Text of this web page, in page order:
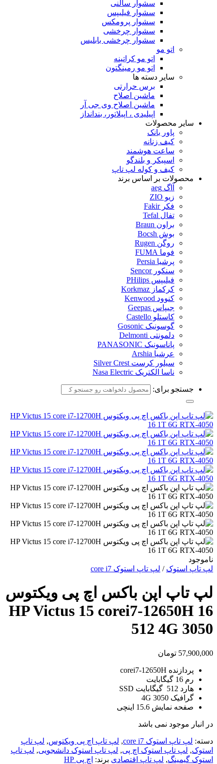
سشوار سالنی
سشوار فیلیپس
سشوار پرومکس
سشوار چرخشی
سشوار چرخشی بابلیس
اتو مو
اتو مو کراتینه
اتو مو رمینگتون
سایر دسته ها
برس حرارتی
ماشین اصلاح
ماشین اصلاح وی جی آر
اپیلیدی ، اپیلاتور، بندانداز
سایر محصولات
پاور بانک
کیف زنانه
ساعت هوشمند
اسپیکر و بلندگو
کیف و کوله لپ تاپ
محصولات بر اساس برند
آاگ aeg
زیو ZIO
فکر Fakir
تفال Tefal
براون Braun
بوش Bocsh
روگن Rugen
فوما FUMA
پرشیا Persia
سنکور Sencor
فیلیپس PHilips
کرکماز Korkmaz
کنوود Kenwood
جیپاس Geepas
کاستلو Castello
گوسونیک Gosonic
دلمونتی Delmonti
پاناسونیک PANASONIC
عرشیا Arshia
سیلور کرست Silver Crest
ناسا الکتریک Nasa Electric
جستجو برای:
ناموجود
لپ تاپ استوک / لپ تاپ استوک core i7
لپ تاپ اپن باکس اچ پی ویکتوس
HP Victus 15 corei7-12650H 16
512 4G 3050
57,900,000 تومان
پردازنده corei7-12650H
رم 16 گیگابایت
هارد 512 گیگابایت SSD
گرافیک 4G 3050
صفحه نمایش 15.6 اینچی
در انبار موجود نمی باشد
دسته: لپ تاپ استوک core i7 , لپ تاپ اچ پی ویکتوس, لپ تاپ
استوک, لپ تاپ استوک اچ پی, لپ تاپ استوک دانشجویی, لپ تاپ
استوک گیمینگ, لپ تاپ اقتصادی برند: اچ پی HP